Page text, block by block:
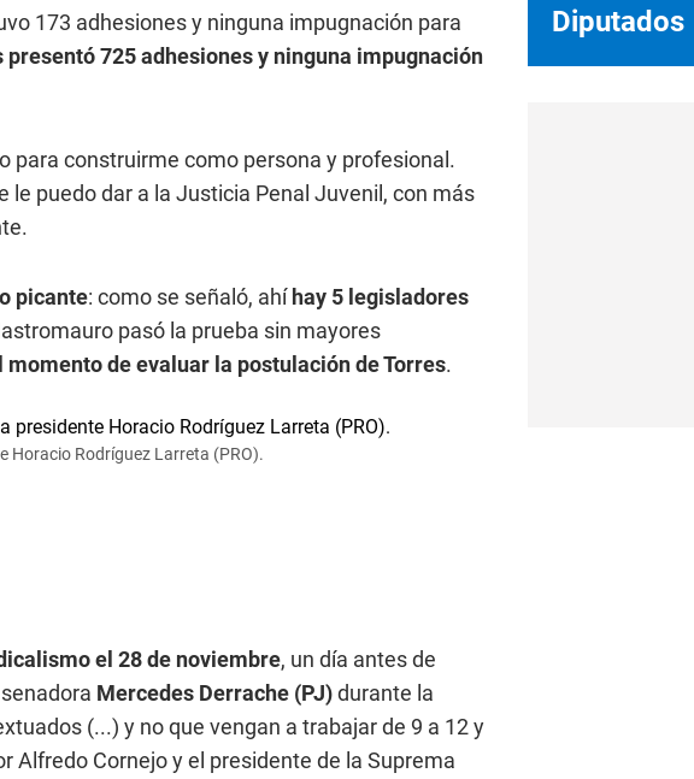
173 adhesiones y ninguna impugnación para
presentó 725 adhesiones y ninguna impugnación
para construirme como persona y profesional.
puedo dar a la Justicia Penal Juvenil, con más
picante: como se señaló, ahí hay 5 legisladores
pasó la prueba sin mayores
de evaluar la postulación de Torres.
Horacio Rodríguez Larreta (PRO).
el 28 de noviembre, un día antes de
Mercedes Derrache (PJ)durante la
(...) y no que vengan a trabajar de 9 a 12 y
Alfredo Cornejo y el presidente de la Suprema
Diputados